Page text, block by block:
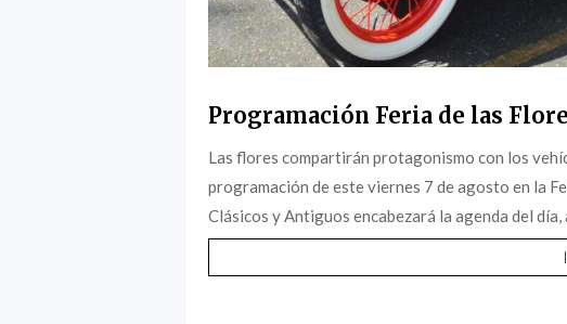
Programación Feria de las
Las flores compartirán protagonismo con los
programación de este viernes 7 de agosto en la
Clásicos y Antiguos encabezará la agenda del día,